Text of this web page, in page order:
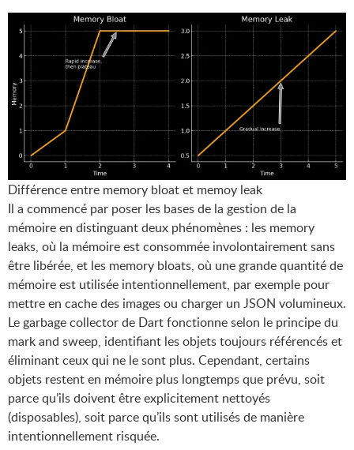
Différence entre memory bloat et memoy leak
Il a commencé par poser les bases de la gestion de la
mémoire en distinguant deux phénomènes : les memory
leaks, où la mémoire est consommée involontairement sans
être libérée, et les memory bloats, où une grande quantité de
mémoire est utilisée intentionnellement, par exemple pour
mettre en cache des images ou charger un JSON volumineux.
Le garbage collector de Dart fonctionne selon le principe du
mark and sweep, identifiant les objets toujours référencés et
éliminant ceux qui ne le sont plus. Cependant, certains
objets restent en mémoire plus longtemps que prévu, soit
parce qu’ils doivent être explicitement nettoyés
(disposables), soit parce qu’ils sont utilisés de manière
intentionnellement risquée.